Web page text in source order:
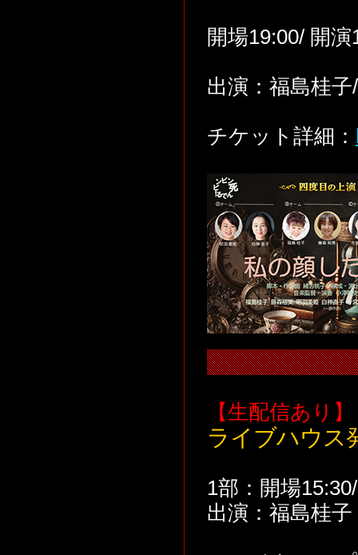
開場19:00/ 開
出演：福島桂
チケット詳細：
【生配信あり】
ライブハウス
1部：開場
出演：福島桂